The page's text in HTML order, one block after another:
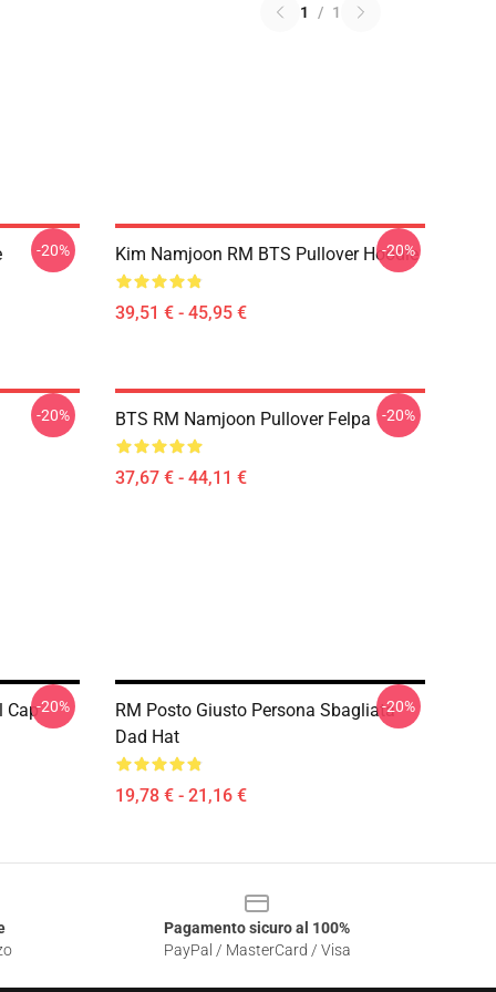
1 / 1
-20% Kim Namjoon RM BTS Pullover Hoodie
39,51 € - 45,95 €
-20%
-20% BTS RM Namjoon Pullover Felpa
37,67 € - 44,11 €
-20%
Cap-20%
RM Posto Giusto Persona Sbagliata
Dad Hat
19,78 € - 21,16 €
-20%
Pagamento sicuro al 100%
PayPal / MasterCard / Visa